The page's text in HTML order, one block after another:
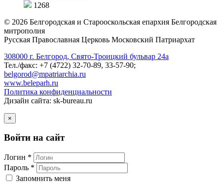
1268
© 2026 Белгородская и Старооскольская епархия Белгородская
митрополия
Русская Православная Церковь Московский Патриархат
308000 г. Белгород, Свято-Троицкий бульвар 24а
Тел./факс: +7 (4722) 32-70-89, 33-57-90;
belgorod@mpatriarchia.ru
www.beleparh.ru
Политика конфиденциальности
Дизайн сайта: sk-bureau.ru
×
Войти на сайт
Логин *
Пароль *
Запомнить меня